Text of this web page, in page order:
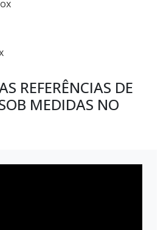
REFERÊNCIAS DE
MEDIDAS NO